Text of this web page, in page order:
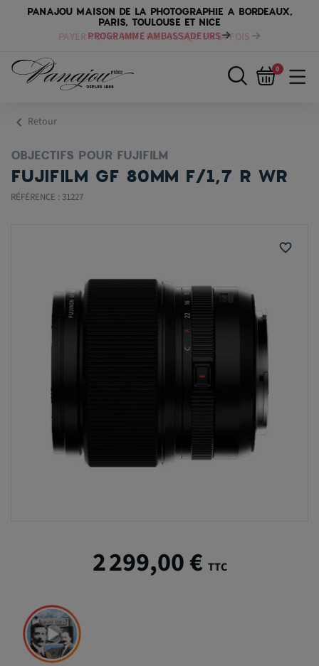
PANAJOU MAISON DE LA PHOTOGRAPHIE A BORDEAUX,
PARIS, TOULOUSE ET NICE
PAYER VOTRE MATÉRIEL JUSQU'EN 84 FOIS
0
chevron_left Retour
OBJECTIFS POUR FUJIFILM
FUJIFILM GF 80MM F/1,7 R WR
RÉFÉRENCE : 31227
favorite_border
2 299,00 € TTC